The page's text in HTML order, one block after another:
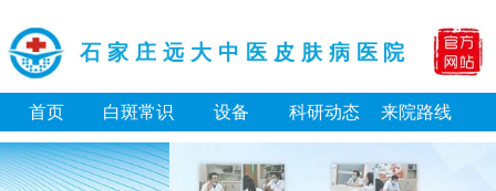
石家庄远大中医皮肤病医院
首页 白斑常识 设备 科研动态 来院路线